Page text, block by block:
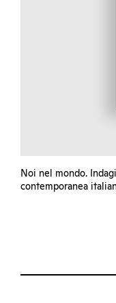
Noi nel mondo.
contemporanea